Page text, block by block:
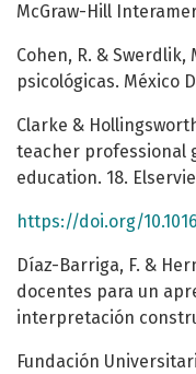
McGraw-Hill
Cohen, R. & Swerdlik,
psicológicas. México
Clarke &
teacher professional
education. 18.
https://doi.org/
Díaz-Barriga, F. &
docentes para un
interpretación
Fundación